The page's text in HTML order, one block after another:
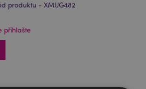
produktu - XMUG482
přihlašte